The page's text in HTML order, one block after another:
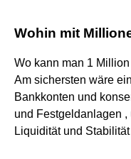
Wohin mit
Wo kann man 1
Am sichersten wäre
Bankkonten und
und Festgeldanlagen
Liquidität und